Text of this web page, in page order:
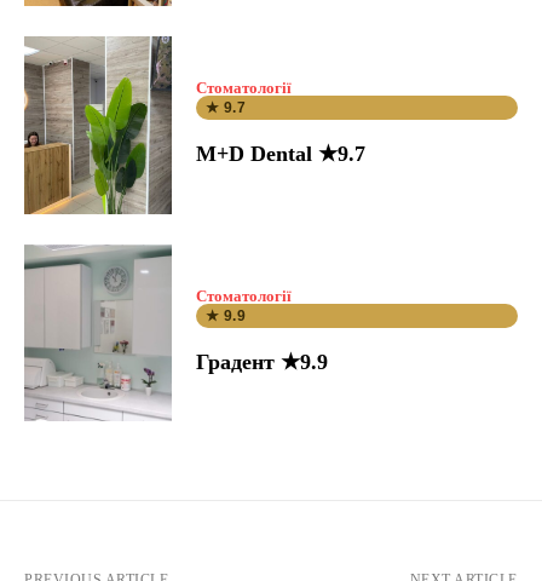
Стоматології
★ 9.7
M+D Dental ★9.7
Стоматології
★ 9.9
Градент ★9.9